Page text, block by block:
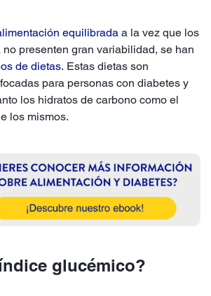
equilibrada a la vez que los
presenten gran variabilidad, se han
de dietas. Estas dietas son
para personas con diabetes y
los hidratos de carbono como el
los mismos.
glucémico?